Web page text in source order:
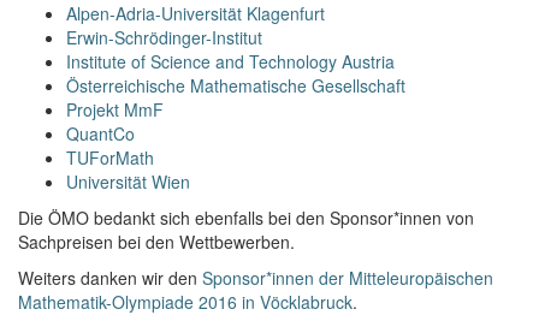
Alpen-Adria-Universität Klagenfurt
Erwin-Schrödinger-Institut
Institute of Science and Technology Austria
Österreichische Mathematische Gesellschaft
Projekt MmF
QuantCo
TUForMath
Universität Wien
Die ÖMO bedankt sich ebenfalls bei den Sponsor*innen von
Sachpreisen bei den Wettbewerben.
Weiters danken wir den Sponsor*innen der Mitteleuropäischen
Mathematik-Olympiade 2016 in Vöcklabruck.